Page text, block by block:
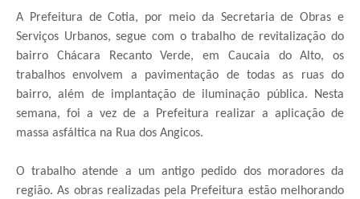
A Prefeitura de Cotia, por meio da Secretaria de Obras e
Serviços Urbanos, segue com o trabalho de revitalização do
bairro Chácara Recanto Verde, em Caucaia do Alto, os
trabalhos envolvem a pavimentação de todas as ruas do
bairro, além de implantação de iluminação pública. Nesta
semana, foi a vez de a Prefeitura realizar a aplicação de
massa asfáltica na Rua dos Angicos.
O trabalho atende a um antigo pedido dos moradores da
região. As obras realizadas pela Prefeitura estão melhorando